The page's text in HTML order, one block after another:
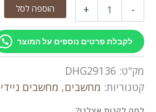
הוספה לסל
פרטים נוספים על המוצר
DHG29136
מחשבים,מחשבים ניידים